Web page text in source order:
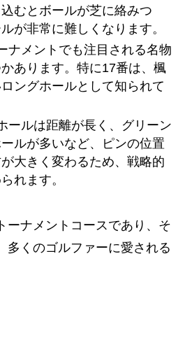
むとボールが芝に絡みつ
が非常に難しくなります。
ナメントでも注目される名物
あります。特に17番は、楓
ングホールとして知られて
ールは距離が長く、グリーン
ルが多いなど、ピンの位置
大きく変わるため、戦略的
れます。
ーナメントコースであり、そ
多くのゴルファーに愛される